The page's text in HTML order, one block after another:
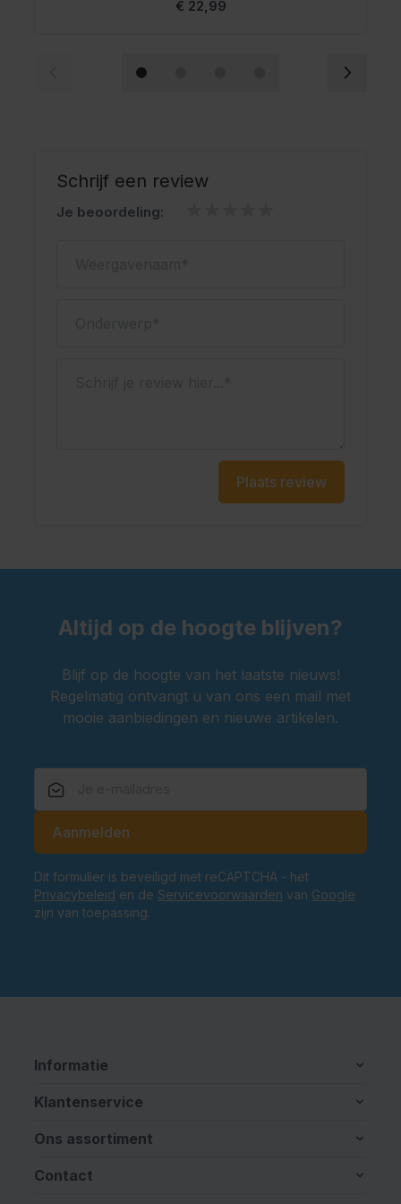
€ 22,99
Schrijf een review
Je beoordeling:
Plaats review
Altijd op de hoogte blijven?
Blijf op de hoogte van het laatste nieuws!
Regelmatig ontvangt u van ons een mail met
mooie aanbiedingen en nieuwe artikelen.
Aanmelden
Dit formulier is beveiligd met reCAPTCHA - het
Privacybeleid en de Servicevoorwaarden van Google
zijn van toepassing.
Informatie
Klantenservice
Ons assortiment
Contact